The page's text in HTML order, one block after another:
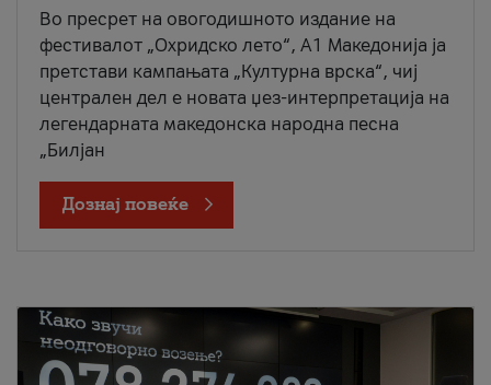
Во пресрет на овогодишното издание на
фестивалот „Охридско лето“, А1 Македонија ја
претстави кампањата „Културна врска“, чиј
централен дел е новата џез-интерпретација на
легендарната македонска народна песна
„Билјан
Дознај повеќе